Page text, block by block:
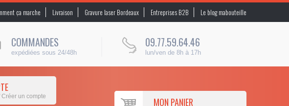
ça marche Livraison Gravure laser Bordeaux Entreprises B2B Le blog mabouteille
COMMANDES
expédiées sous 24/48h
09.77.59.64.46
lun/ven de 8h à 17h
Créer un compte MON PANIER